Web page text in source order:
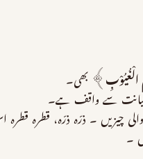
الْغُیُوْبِ ﴾ بھی۔
کی خیانت سے واقف ہے۔
چیزیں ۔ ذرّہ ذرّہ، قطرہ
۔